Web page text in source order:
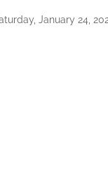
January 24,